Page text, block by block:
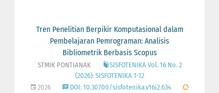
Tren Penelitian Berpikir Komputasional dalam
Pembelajaran Pemrograman: Analisis
Bibliometrik Berbasis Scopus
STMIK PONTIANAK
SISFOTENIKA Vol. 16 No. 2
(2026): SISFOTENIKA 1-12
2026
DOI: 10.30700/sisfotenika.v16i2.634